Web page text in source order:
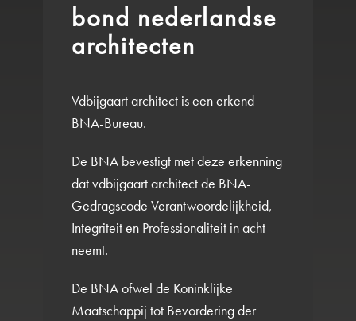
bond nederlandse
architecten
Vdbijgaart architect is een erkend
BNA-Bureau.
De BNA bevestigt met deze erkenning
dat vdbijgaart architect de BNA-
Gedragscode Verantwoordelijkheid,
Integriteit en Professionaliteit in acht
neemt.
De BNA ofwel de Koninklijke
Maatschappij tot Bevordering der